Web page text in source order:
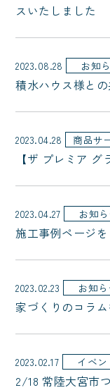
スいたしました
2023.08.28 お知
積水ハウス様と
2023.04.28 商品サ
【ザ プレミア
2023.04.27 お知
施工事例ページを
2023.02.23 お知
家づくりのコラ
2023.02.17 イベン
2/18 常陸大宮市